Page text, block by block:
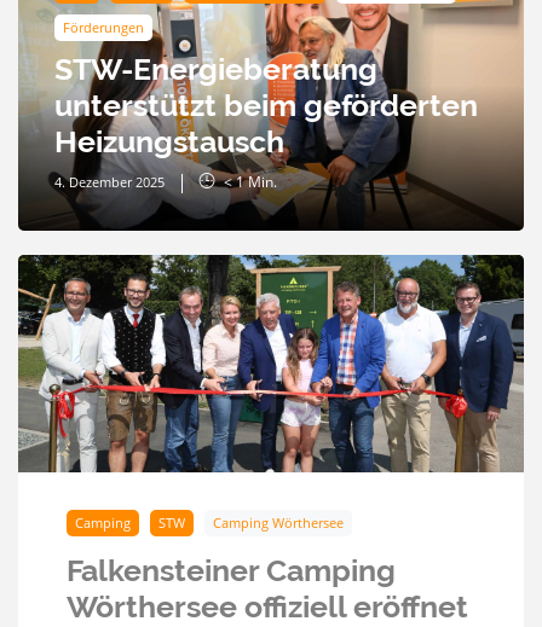
Förderungen
STW-Energieberatung
unterstützt beim geförderten
Heizungstausch
4. Dezember 2025 < 1Min.
Camping STW Camping Wörthersee
Falkensteiner Camping
Wörthersee offiziell eröffnet